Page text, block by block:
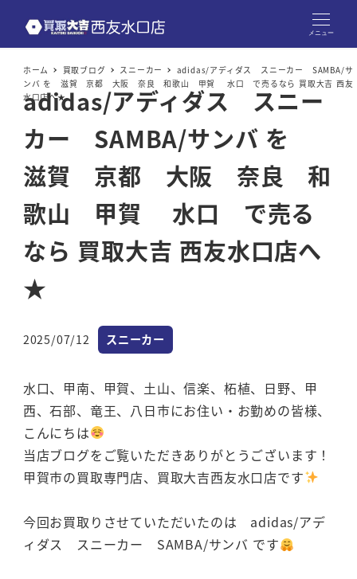
メニュー
ホーム 買取ブログ スニーカー
adidas/アディダス スニーカー SAMBA/サ
ンバ を 滋賀 京都 大阪 奈良 和歌山 甲賀 水口 で売るなら 買取大吉 西友
水口店へ★
adidas/アディダス スニー
カー SAMBA/サンバ を
滋賀 京都 大阪 奈良 和
歌山 甲賀 水口 で売る
なら 買取大吉 西友水口店へ
★
投稿日
2025/07/12 カテゴリー
スニーカー
水口、甲南、甲賀、土山、信楽、柘植、日野、甲
西、石部、竜王、八日市にお住い・お勤めの皆様、
こんにちは
当店ブログをご覧いただきありがとうございます！
甲賀市の買取専門店、買取大吉西友水口店です
今回お買取りさせていただいたのは adidas/アデ
ィダス スニーカー SAMBA/サンバ です